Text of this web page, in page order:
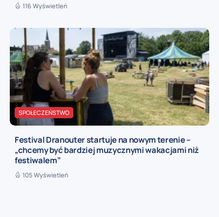
116 Wyświetleń
SPOŁECZEŃSTWO
Festival Dranouter startuje na nowym terenie –
„chcemy być bardziej muzycznymi wakacjami niż
festiwalem”
105 Wyświetleń